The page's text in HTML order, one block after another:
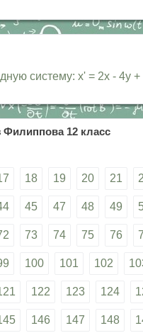
систему: x' = 2x - 4y +
Филиппова 12 класс
18 19 20 21
45 47 48 49
73 74 75 76
100 101 102
122 123 124
146 147 148